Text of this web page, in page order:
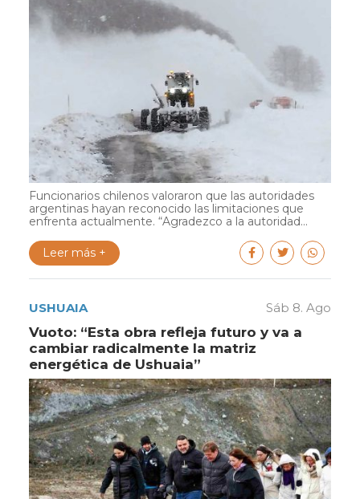
Funcionarios chilenos valoraron que las autoridades
argentinas hayan reconocido las limitaciones que
enfrenta actualmente. “Agradezco a la autoridad...
Leer más +
USHUAIA Sáb 8. Ago
Vuoto: “Esta obra refleja futuro y va a
cambiar radicalmente la matriz
energética de Ushuaia”